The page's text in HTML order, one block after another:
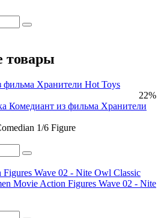
товары
22%
Комедиант из фильма Хранители
1/6 Figure
Movie Action Figures Wave 02 - Nite